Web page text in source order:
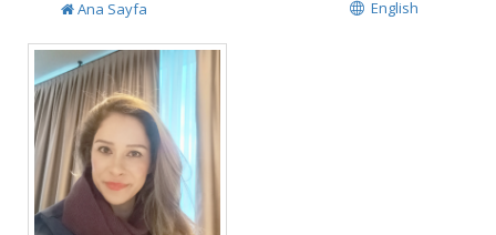
English
Ana Sayfa